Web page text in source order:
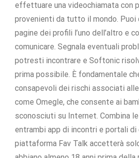
effettuare una videochiamata con
provenienti da tutto il mondo. Puoi
pagine dei profili l’uno dell’altro e
comunicare. Segnala eventuali
potresti incontrare e Softonic
prima possibile. È fondamentale
consapevoli dei rischi associati
come Omegle, che consente ai
sconosciuti su Internet. Combina
entrambi app di incontri e portali di
piattaforma Fav Talk accetterà